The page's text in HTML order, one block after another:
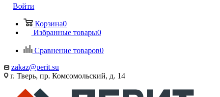
Войти
Корзина0
Избранные товары0
Сравнение товаров0
zakaz@perit.su
г. Тверь, пр. Комсомольский, д. 14